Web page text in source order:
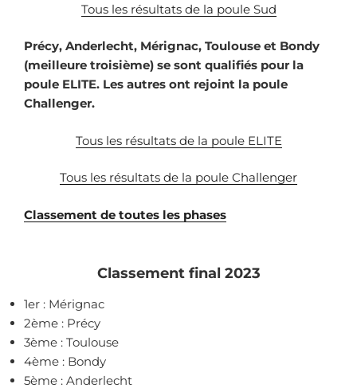
Tous les résultats de la poule Sud
Précy, Anderlecht, Mérignac, Toulouse et Bondy
(meilleure troisième) se sont qualifiés pour la
poule ELITE. Les autres ont rejoint la poule
Challenger.
Tous les résultats de la poule ELITE
Tous les résultats de la poule Challenger
Classement de toutes les phases
Classement final 2023
1er : Mérignac
2ème : Précy
3ème : Toulouse
4ème : Bondy
5ème : Anderlecht